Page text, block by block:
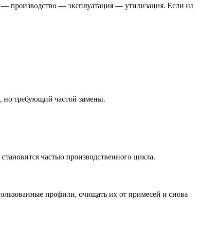
— производство — эксплуатация — утилизация. Если на
но требующий частой замены.
частью производственного цикла.
профили, очищать их от примесей и снова